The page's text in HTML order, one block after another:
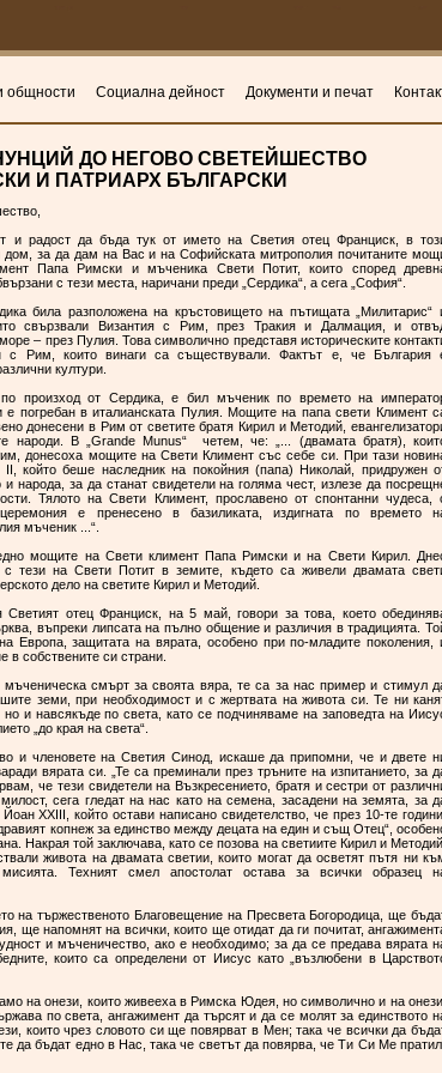
общности Социална дейност Документи и печат
ДО НЕГОВО СВЕТЕЙШЕСТВО
И ПАТРИАРХ БЪЛГАРСКИ
и радост да бъда тук от името на Светия отец Франциск, в
дом, за да дам на Вас и на Софийската митрополия почитаните
Папа Римски и мъченика Свети Потит, които според
с тези места, наричани преди „Сердика“, а сега „София“.
била разположена на кръстовището на пътищата „Милитарис“
свързвали Византия с Рим, през Тракия и Далмация, и
– през Пулия. Това символично представя историческите
с Рим, които винаги са съществували. Фактът е, че България
култури.
произход от Сердика, е бил мъченик по времето на
е погребан в италианската Пулия. Мощите на папа свети Климент
донесени в Рим от светите братя Кирил и Методий,
народи. В „Grande Munus“ четем, че: „... (двамата братя),
донесоха мощите на Свети Климент със себе си. При тази
който беше наследник на покойния (папа) Николай, придружен
и народа, за да станат свидетели на голяма чест, излезе да
Тялото на Свети Климент, прославено от спонтанни чудеса,
е пренесено в базиликата, издигната по времето
мъченик ...“.
мощите на Свети климент Папа Римски и на Свети Кирил.
тези на Свети Потит в земите, където са живели двамата
дело на светите Кирил и Методий.
отец Франциск, на 5 май, говори за това, което
въпреки липсата на пълно общение и различия в традицията.
Европа, защитата на вярата, особено при по-младите поколения,
в собствените си страни.
смърт за своята вяра, те са за нас пример и стимул
земи, при необходимост и с жертвата на живота си. Те ни
и навсякъде по света, като се подчиняваме на заповедта на
„до края на света“.
и членовете на Светия Синод, искаше да припомни, че и двете
вярата си. „Те са преминали през тръните на изпитанието, за
че тези свидетели на Възкресението, братя и сестри от
сега гледат на нас като на семена, засадени на земята, за
XXIII, който остави написано свидетелство, че през 10-те години,
копнеж за единство между децата на един и същ Отец“,
Накрая той заключава, като се позова на светиите Кирил и Методий,
живота на двамата светии, които могат да осветят пътя ни
Техният смел апостолат остава за всички образец
на тържественото Благовещение на Пресвета Богородица, ще
ще напомнят на всички, които ще отидат да ги почитат,
и мъченичество, ако е необходимо; за да се предава вярата
които са определени от Иисус като „възлюбени в
на онези, които живееха в Римска Юдея, но символично и на онези,
по света, ангажимент да търсят и да се молят за единството
които чрез словото си ще повярват в Мен; така че всички да
да бъдат едно в Нас, така че светът да повярва, че Ти Си Ме